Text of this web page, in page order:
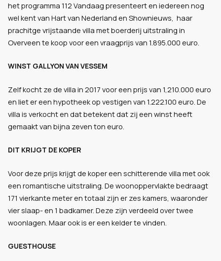
het programma 112 Vandaag presenteert en iedereen nog
wel kent van Hart van Nederland en Shownieuws, haar
prachitge vrijstaande villa met boerderij uitstraling in
Overveen te koop voor een vraagprijs van 1.895.000 euro.
WINST GALLYON VAN VESSEM
Zelf kocht ze de villa in 2017 voor een prijs van 1,210.000 euro
en liet er een hypotheek op vestigen van 1.222.100 euro. De
villa is verkocht en dat betekent dat zij een winst heeft
gemaakt van bijna zeven ton euro.
DIT KRIJGT DE KOPER
Voor deze prijs krijgt de koper een schitterende villa met ook
een romantische uitstraling. De woonoppervlakte bedraagt
171 vierkante meter en totaal zijn er zes kamers, waaronder
vier slaap- en 1 badkamer. Deze zijn verdeeld over twee
woonlagen. Maar ook is er een kelder te vinden.
GUESTHOUSE